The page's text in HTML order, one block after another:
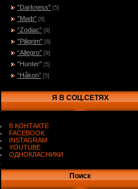
"Darkness" [5]
"Миф" [8]
“Zodiac” [8]
"Piligrim" [8]
“Allegro” [9]
"Hunter" [5]
“Håkon” [5]
Я В СОЦ.СЕТЯХ
В КОНТАКТЕ
FACEBOOK
INSTAGRAM
YOUTUBE
ОДНОКЛАСНИКИ
Поиск